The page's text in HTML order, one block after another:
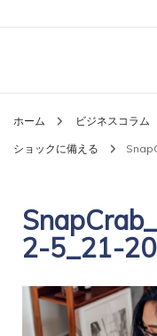
ホーム ビジネスコラム
ショックに備える
2-5_21-